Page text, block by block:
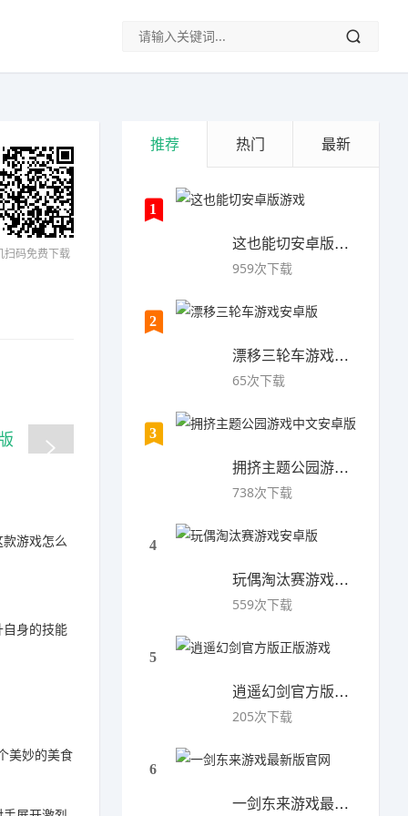
扫码免费下载
游戏怎么
身的技能
美妙的美食
推荐 热门 最新
1
这也能切安卓版游戏
959次下载
2
漂移三轮车游戏安卓版
65次下载
3
拥挤主题公园游戏中文安卓版
738次下载
4
玩偶淘汰赛游戏安卓版
559次下载
5
逍遥幻剑官方版正版游戏
205次下载
6
一剑东来游戏最新版官网